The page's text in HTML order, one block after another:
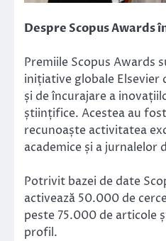
Despre Scopus Awards
Premiile Scopus Awards
inițiative globale Elsevier
și de încurajare a
științifice. Acestea au
recunoaște activitatea
academice și a jurnalelor
Potrivit bazei de date
activează 50.000 de
peste 75.000 de articole
profil.